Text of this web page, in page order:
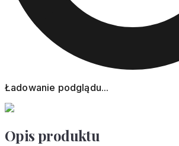
Ładowanie podglądu...
Opis produktu